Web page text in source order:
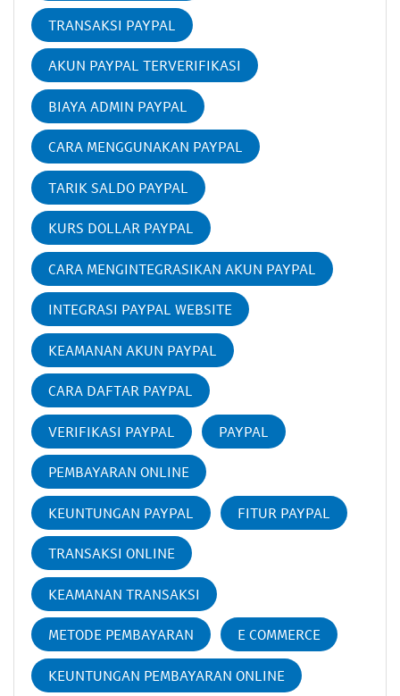
TRANSAKSI PAYPAL
AKUN PAYPAL TERVERIFIKASI
BIAYA ADMIN PAYPAL
CARA MENGGUNAKAN PAYPAL
TARIK SALDO PAYPAL
KURS DOLLAR PAYPAL
CARA MENGINTEGRASIKAN AKUN PAYPAL
INTEGRASI PAYPAL WEBSITE
KEAMANAN AKUN PAYPAL
CARA DAFTAR PAYPAL
VERIFIKASI PAYPAL PAYPAL
PEMBAYARAN ONLINE
KEUNTUNGAN PAYPAL FITUR PAYPAL
TRANSAKSI ONLINE
KEAMANAN TRANSAKSI
METODE PEMBAYARAN E COMMERCE
KEUNTUNGAN PEMBAYARAN ONLINE